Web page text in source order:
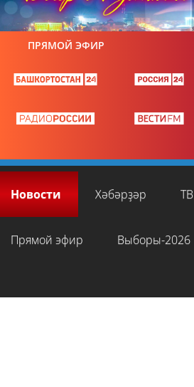
ПРЯМОЙ ЭФИР
Новости Хәбәрҙәр ТВ
Прямой эфир Выборы-2026